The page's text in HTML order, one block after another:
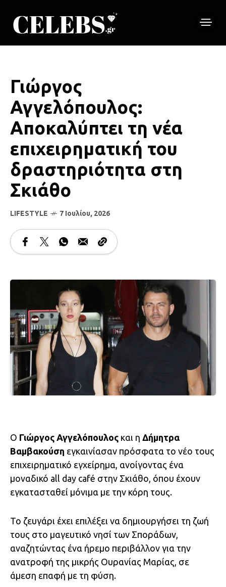
Γιώργος
Αγγελόπουλος:
Αποκαλύπτει τη νέα
επιχειρηματική του
δραστηριότητα στη
Σκιάθο
LIFESTYLE 7 Ιουλίου, 2026
Ο Γιώργος Αγγελόπουλος και η Δήμητρα
Βαμβακούση εγκαινίασαν πρόσφατα το νέο τους
επιχειρηματικό εγχείρημα, ανοίγοντας ένα
μοναδικό all day café στην Σκιάθο, όπου έχουν
εγκατασταθεί μόνιμα με την κόρη τους.
Το ζευγάρι έχει επιλέξει να δημιουργήσει τη ζωή
τους στο μαγευτικό νησί των Σποράδων,
αναζητώντας ένα ήρεμο περιβάλλον για την
ανατροφή της μικρής Ουρανίας Μαρίας, σε
άμεση επαφή με τη φύση.